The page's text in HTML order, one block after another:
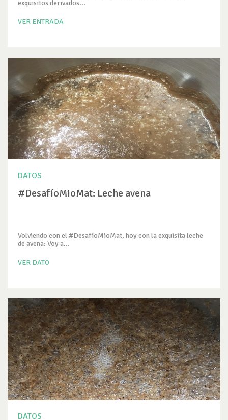
exquisitos derivados...
VER ENTRADA
DATOS
#DesafíoMioMat: Leche avena
Volviendo con el #DesafíoMioMat, hoy con la exquisita leche
de avena: Voy a...
VER DATO
DATOS